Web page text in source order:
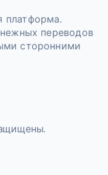
платформа.
переводов
сторонними